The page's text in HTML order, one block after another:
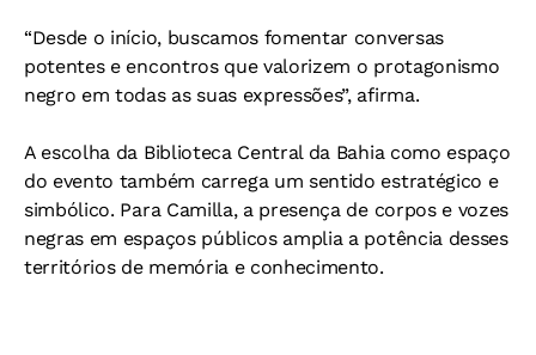
“Desde o início, buscamos fomentar conversas
potentes e encontros que valorizem o protagonismo
negro em todas as suas expressões”, afirma.
A escolha da Biblioteca Central da Bahia como espaço
do evento também carrega um sentido estratégico e
simbólico. Para Camilla, a presença de corpos e vozes
negras em espaços públicos amplia a potência desses
territórios de memória e conhecimento.